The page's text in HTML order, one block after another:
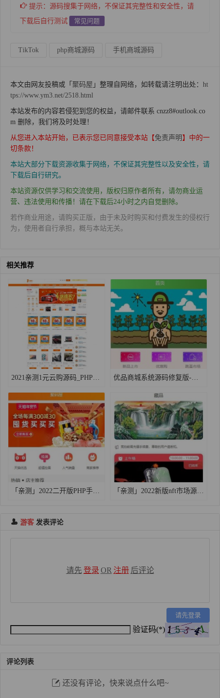
提示：源码搜集于网络，不保证其完整性和安全性，请
下载后自行测试
常见问题
TikTok php商城源码 手机商城源码
本文由网友投稿或「 聚码屋 」整理自网络，如转载请注明出处： ht
tps://www.ym3.net/2518.html
本站发布的内容若侵犯到您的权益，请邮件联系 cnzz8#outlook.co
m 删除，我们将及时处理！
从您进入本站开始，已表示您已同意接受本站【免责声明 】中的一
切条款！
本站大部分下载资源收集于网络，不保证其完整性以及安全性，请
下载后自行研究。
本站资源仅供学习和交流使用，版权归原作者所有，请勿商业运
营、违法使用和传播！请在下载后24小时之内自觉删除。
若作商业用途，请购买正版，由于未及时购买和付费发生的侵权行
为，使用者自行承担，概与本站无关。
相关推荐
2021亲测1元云购源码_PHP一元夺宝平台源码 带机器人/控制+手机版 优品商城系统源码修复版-可运营的手机商城源码下载
「亲测」2022二开版PHP手机微商城源码下载 带免签支付接口+搭建教程 「亲测」2022新版nft市场源码-tp在线拍卖源码/数字藏品古玩字画交易平台源码
游客 发表评论
请先 登录 OR 注册 后评论
请先登录
验证码(*)
评论列表
还没有评论，快来说点什么吧~